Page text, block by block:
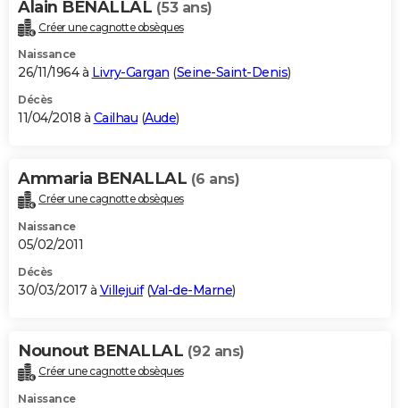
Alain BENALLAL (53 ans)
Créer une cagnotte obsèques
Naissance
26/11/1964 à Livry-Gargan (Seine-Saint-Denis)
Décès
11/04/2018 à Cailhau (Aude)
Ammaria BENALLAL (6 ans)
Créer une cagnotte obsèques
Naissance
05/02/2011
Décès
30/03/2017 à Villejuif(Val-de-Marne)
Nounout BENALLAL (92 ans)
Créer une cagnotte obsèques
Naissance